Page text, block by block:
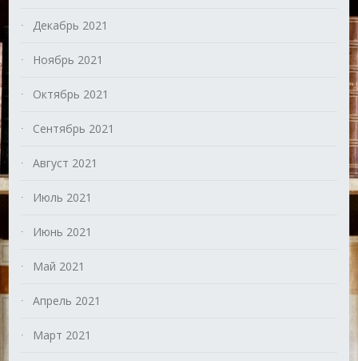
Декабрь 2021
Ноябрь 2021
Октябрь 2021
Сентябрь 2021
Август 2021
Июль 2021
Июнь 2021
Май 2021
Апрель 2021
Март 2021